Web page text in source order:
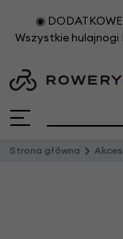
◉
Wszystkie hulajnogi
Strona główna